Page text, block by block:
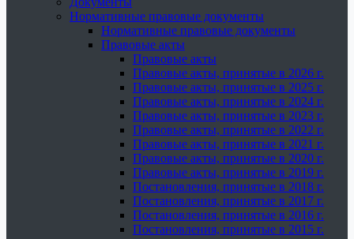
Нормативные правовые документы
Нормативные правовые документы
Правовые акты
Правовые акты
Правовые акты, принятые в 2026 г.
Правовые акты, принятые в 2025 г.
Правовые акты, принятые в 2024 г.
Правовые акты, принятые в 2023 г.
Правовые акты, принятые в 2022 г.
Правовые акты, принятые в 2021 г.
Правовые акты, принятые в 2020 г.
Правовые акты, принятые в 2019 г.
Постановления, принятые в 2018 г.
Постановления, принятые в 2017 г.
Постановления, принятые в 2016 г.
Постановления, принятые в 2015 г.